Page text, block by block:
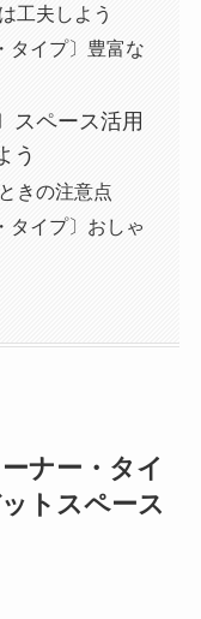
工夫しよう
タイプ〕豊富な
スペース活用
う
きの注意点
タイプ〕おしゃ
ナー・タイ
トスペース